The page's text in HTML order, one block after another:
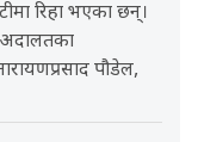
रिहा भएका छन्।
पौडेल,